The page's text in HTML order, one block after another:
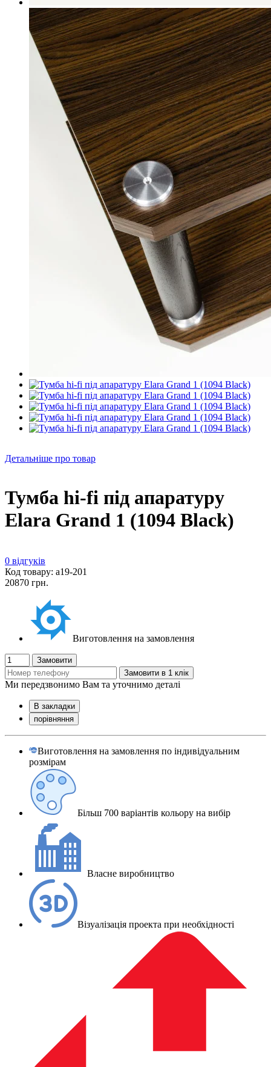
Детальніше про товар
Тумба hi-fi під апаратуру
Elara Grand 1 (1094 Black)
0 відгуків
Код товару: а19-201
20870 грн.
Виготовлення на замовлення
Замовити
Замовити в 1 клік
Ми передзвонимо Вам та уточнимо деталі
В закладки
порівняння
Виготовлення на замовлення по індивідуальним
розмірам
Більш 700 варіантів кольору на вибір
Власне виробництво
Візуалізація проекта при необхідності